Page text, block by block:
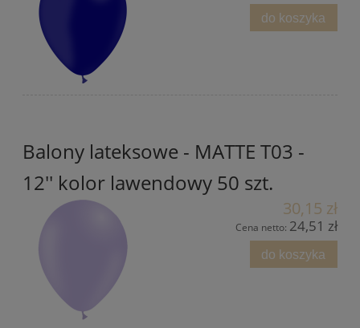
do koszyka
Balony lateksowe - MATTE T03 -
12'' kolor lawendowy 50 szt.
30,15 zł
Cena netto: 24,51 zł
do koszyka